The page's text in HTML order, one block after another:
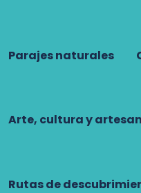
Parajes naturales
Arte, cultura y
Rutas de